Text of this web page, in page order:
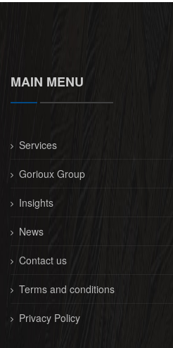
MAIN MENU
Services
Gorioux Group
Insights
News
Contact us
Terms and conditions
Privacy Policy